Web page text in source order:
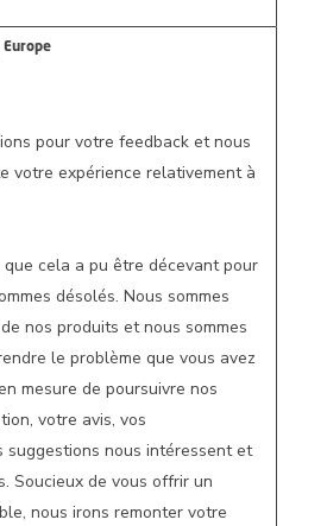
Europe
pour votre feedback et nous
votre expérience relativement à
que cela a pu être décevant pour
désolés. Nous sommes
nos produits et nous sommes
le problème que vous avez
mesure de poursuivre nos
votre avis, vos
suggestions nous intéressent et
Soucieux de vous offrir un
nous irons remonter votre